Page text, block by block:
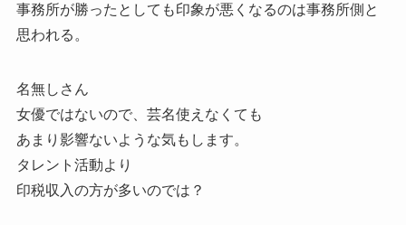
事務所が勝ったとしても印象が悪くなるのは事務所側と
思われる。
名無しさん
女優ではないので、芸名使えなくても
あまり影響ないような気もします。
タレント活動より
印税収入の方が多いのでは？